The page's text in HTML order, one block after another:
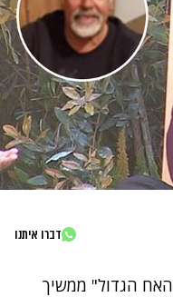
דברו איתנו
האח הגדול" ממשיך